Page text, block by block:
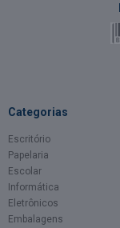
Categorias
Escritório
Papelaria
Escolar
Informática
Eletrônicos
Embalagens